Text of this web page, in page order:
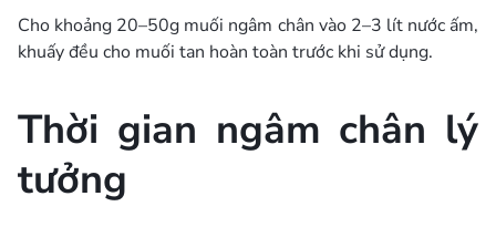
Cho khoảng 20–50g muối ngâm chân vào 2–3 lít nước ấm,
khuấy đều cho muối tan hoàn toàn trước khi sử dụng.
Thời gian ngâm chân lý
tưởng